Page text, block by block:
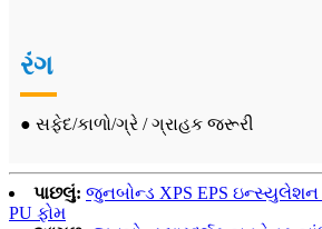
રંગ
● સફેદ/કાળો/ગ્રે / ગ્રાહક જરૂરી
પાછલું: જુનબોન્ડ XPS EPS
PU ફોમ